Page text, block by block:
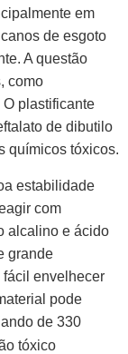
em
de esgoto
A questão
como
plastificante
de dibutilo
químicos tóxicos.
estabilidade
com
alcalino e ácido
grande
envelhecer
pode
de 330
tóxico